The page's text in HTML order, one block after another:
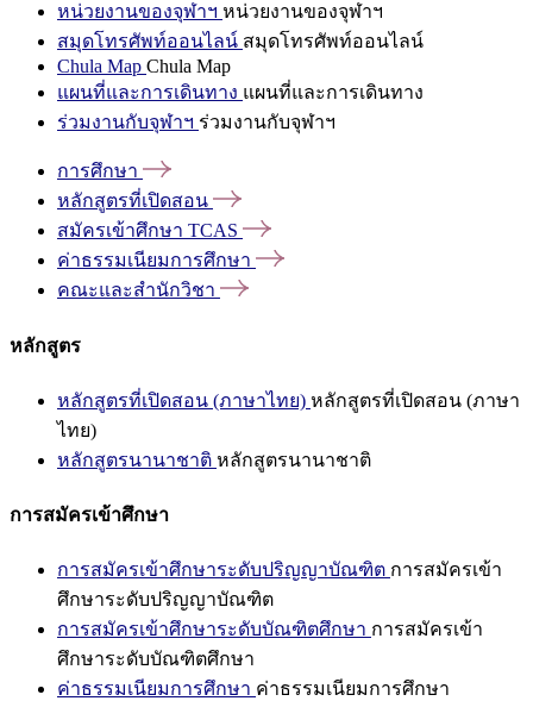
หน่วยงานของจุฬาฯ หน่วยงานของจุฬาฯ
สมุดโทรศัพท์ออนไลน์ สมุดโทรศัพท์ออนไลน์
Chula Map Chula Map
แผนที่และการเดินทาง แผนที่และการเดินทาง
ร่วมงานกับจุฬาฯ ร่วมงานกับจุฬาฯ
การศึกษา
หลักสูตรที่เปิดสอน
สมัครเข้าศึกษา TCAS
ค่าธรรมเนียมการศึกษา
คณะและสำนักวิชา
หลักสูตร
หลักสูตรที่เปิดสอน (ภาษาไทย) หลักสูตรที่เปิดสอน (ภาษา
ไทย)
หลักสูตรนานาชาติ หลักสูตรนานาชาติ
การสมัครเข้าศึกษา
การสมัครเข้าศึกษาระดับปริญญาบัณฑิต การสมัครเข้า
ศึกษาระดับปริญญาบัณฑิต
การสมัครเข้าศึกษาระดับบัณฑิตศึกษา การสมัครเข้า
ศึกษาระดับบัณฑิตศึกษา
ค่าธรรมเนียมการศึกษา ค่าธรรมเนียมการศึกษา